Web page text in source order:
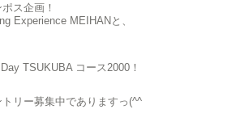
ス企画！
Experience MEIHANと、
TSUKUBA コース2000！
リー募集中でありますっ(^^ゞ